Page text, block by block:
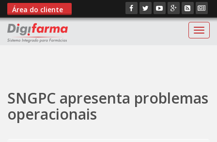
Área do cliente
SNGPC apresenta problemas
operacionais